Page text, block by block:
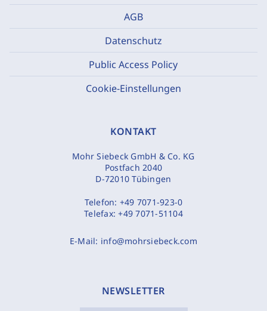
AGB
Datenschutz
Public Access Policy
Cookie-Einstellungen
KONTAKT
Mohr Siebeck GmbH & Co. KG
Postfach 2040
D-72010 Tübingen
Telefon: +49 7071-923-0
Telefax:+49 7071-51104
E-Mail: info@mohrsiebeck.com
NEWSLETTER